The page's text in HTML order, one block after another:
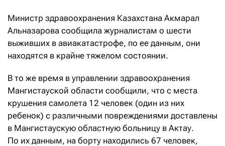
Министр здравоохранения Казахстана Акмарал
Альназарова сообщила журналистам о шести
выживших в авиакатастрофе, по ее данным, они
находятся в крайне тяжелом состоянии.
В то же время в управлении здравоохранения
Мангистауской области сообщили, что с места
крушения самолета 12 человек (один из них
ребенок) с различными повреждениями доставлены
в Мангистаускую областную больницу в Актау.
По их данным, на борту находились 67 человек,